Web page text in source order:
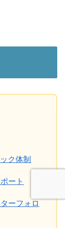
ク体制
ート
ーフォロ